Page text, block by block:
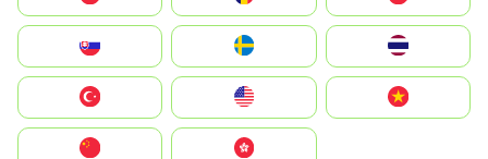
United States
中國香港特別行政區